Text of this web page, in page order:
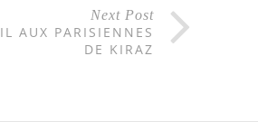
Next Post
AUX PARISIENNES
DE KIRAZ